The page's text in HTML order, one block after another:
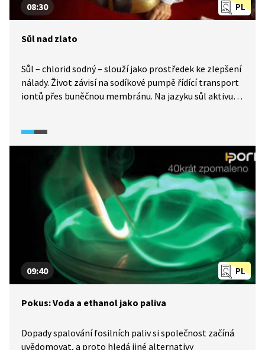
PL
08:30
Sůl nad zlato
Sůl – chlorid sodný – slouží jako prostředek ke zlepšení
nálady. Život závisí na sodíkové pumpě řídící transport
iontů přes buněčnou membránu. Na jazyku sůl aktivuje
krystalizací.
PL
09:40
Pokus: Voda a ethanol jako paliva
Dopady spalování fosilních paliv si společnost začíná
uvědomovat, a proto hledá jiné alternativy